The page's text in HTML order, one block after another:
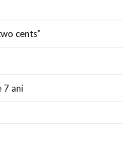
cents”
7 ani